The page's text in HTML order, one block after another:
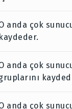
anda çok
kaydeder.
anda çok
anda çok